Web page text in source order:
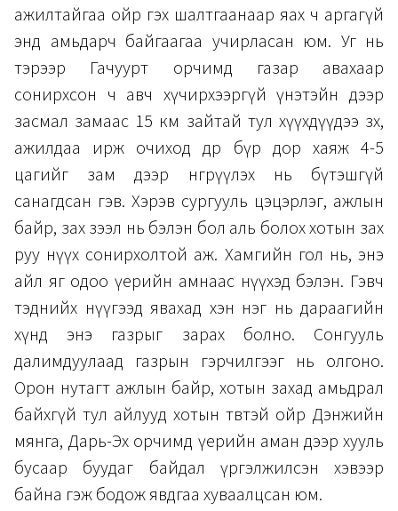
ажилтайгаа ойр гэх шалтгаанаар яах ч аргагүй
энд амьдарч байгаагаа учирласан юм. Уг нь
тэрээр Гачуурт орчимд газар авахаар
сонирхсон ч авч хүчирхээргүй үнэтэйн дээр
засмал замаас 15 км зайтай тул хүүхдүүдээ зөөх,
ажилдаа ирж очиход өдөр бүр дор хаяж 4-5
цагийг зам дээр өнгөрүүлэх нь бүтэшгүй
санагдсан гэв. Хэрэв сургууль цэцэрлэг, ажлын
байр, зах зээл нь бэлэн бол аль болох хотын зах
руу нүүх сонирхолтой аж. Хамгийн гол нь, энэ
айл яг одоо үерийн амнаас нүүхэд бэлэн. Гэвч
тэднийх нүүгээд явахад хэн нэг нь дараагийн
хүнд энэ газрыг зарах болно. Сонгууль
далимдуулаад газрын гэрчилгээг нь олгоно.
Орон нутагт ажлын байр, хотын захад амьдрал
байхгүй тул айлууд хотын төвтэй ойр Дэнжийн
мянга, Дарь-Эх орчимд үерийн аман дээр хууль
бусаар буудаг байдал үргэлжилсэн хэвээр
байна гэж бодож явдгаа хуваалцсан юм.